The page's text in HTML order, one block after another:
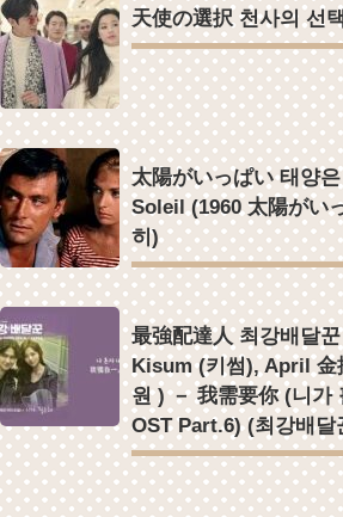
天使の選択 천사의 선
太陽がいっぱい 태양
Soleil (1960 太陽がい
히)
最強配達人 최강배달
Kisum (키썸), April 金
원 ) － 我需要你 (니가
OST Part.6) (최강배달